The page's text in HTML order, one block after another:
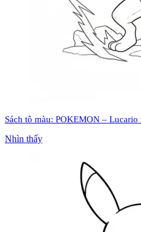
Sách tô màu: POKEMON –
Nhìn thấy